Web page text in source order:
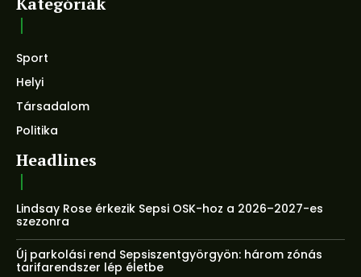
Sport
Helyi
Társadalom
Politika
Headlines
Lindsay Rose érkezik Sepsi OSK-hoz a 2026–2027-es
szezonra
Új parkolási rend Sepsiszentgyörgyön: három zónás
tarifarendszer lép életbe